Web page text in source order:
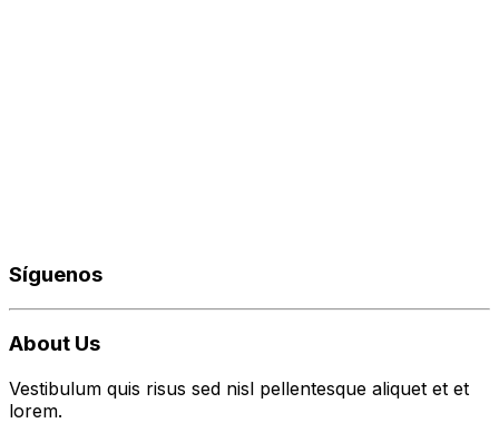
Síguenos
About Us
Vestibulum quis risus sed nisl pellentesque aliquet et et
lorem.